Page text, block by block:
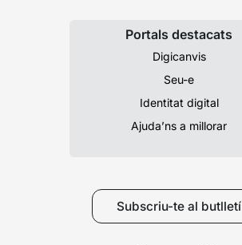
Portals destacats
Digicanvis
Seu-e
Identitat digital
Ajuda’ns a millorar
Subscriu-te al butlletí